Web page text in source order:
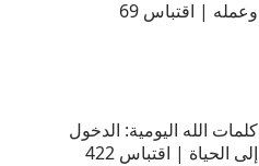
وعمله | اقتباس 69
كلمات الله اليومية: الدخول
إلى الحياة | اقتباس 422